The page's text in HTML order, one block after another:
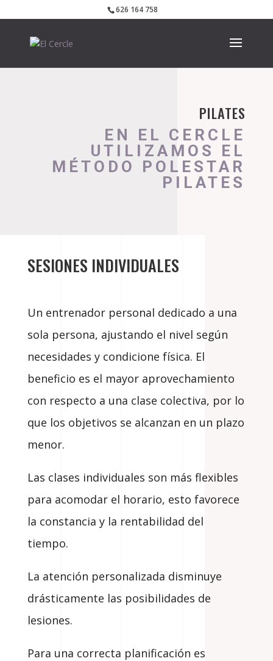
626 164 758
PILATES
EN EL CERCLE
UTILIZAMOS EL
MÉTODO POLESTAR
PILATES
SESIONES INDIVIDUALES
Un entrenador personal dedicado a una
sola persona, ajustando el nivel según
necesidades y condicione física. El
beneficio es el mayor aprovechamiento
con respecto a una clase colectiva, por lo
que los objetivos se alcanzan en un plazo
menor.
Las clases individuales son más flexibles
para acomodar el horario, esto favorece
la constancia y la rentabilidad del
tiempo.
La atención personalizada disminuye
drásticamente las posibilidades de
lesiones.
Para una correcta planificación es